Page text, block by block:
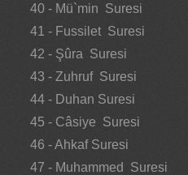
40 - Mü`min Suresi
41 - Fussilet Suresi
42 - Şûra Suresi
43 - Zuhruf Suresi
44 - Duhan Suresi
45 - Câsiye Suresi
46 - Ahkaf Suresi
47 - Muhammed Suresi